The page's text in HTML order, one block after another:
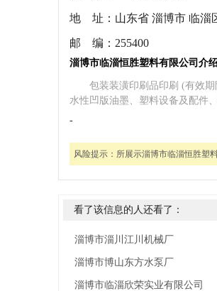
地 址： 山东省 淄博市 临淄
邮 编： 255400
淄博市临淄恒胜塑料有限公司介绍
包装装潢印刷品印刷 (有效
水性凹版油墨、塑料设备及配件
-
风险提示： 所展示淄博市临淄恒胜塑
看了该信息的人还看了：
淄博市淄川江川机械厂
淄博市博山东方水泵厂
淄博市临淄欣荣实业有限公司